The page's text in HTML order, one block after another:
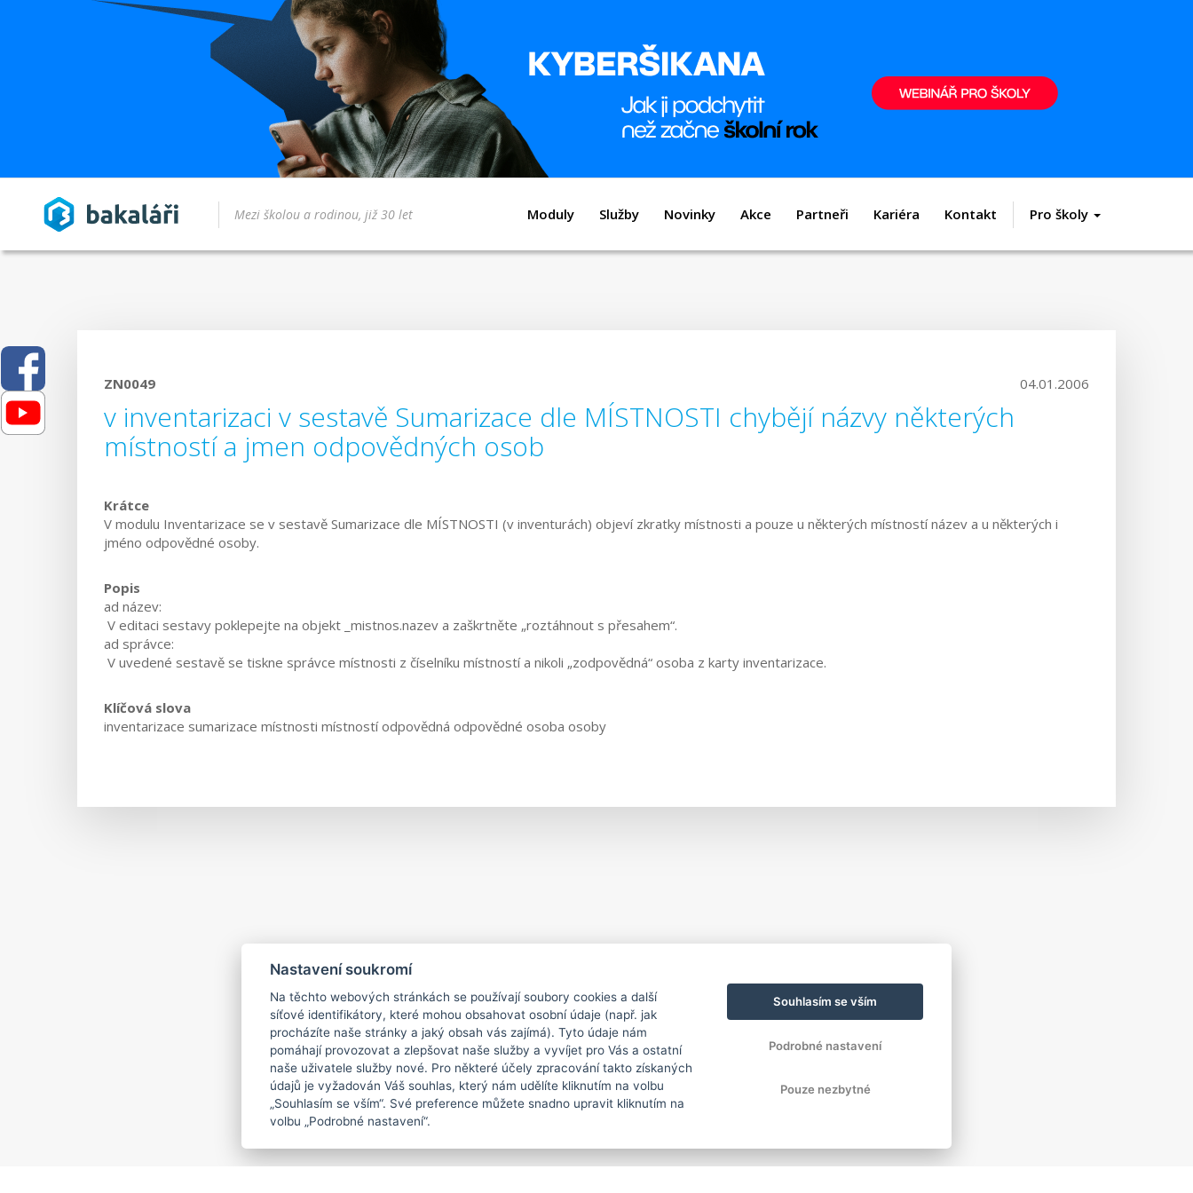
Moduly Služby Novinky Akce Partneři Kariéra Kontakt Pro školy
ZN0049
v inventarizaci v sestavě Sumarizace dle MÍSTNOSTI chybějí názvy některých
místností a jmen odpovědných osob
04.01.2006
Krátce
V modulu Inventarizace se v sestavě Sumarizace dle MÍSTNOSTI (v inventurách) objeví zkratky místnosti a pouze u některých místností název a u některých i
jméno odpovědné osoby.
Popis
ad název:
V editaci sestavy poklepejte na objekt _mistnos.nazev a zaškrtněte „roztáhnout s přesahem“.
ad správce:
V uvedené sestavě se tiskne správce místnosti z číselníku místností a nikoli „zodpovědná“ osoba z karty inventarizace.
Klíčová slova
inventarizace sumarizace místnosti místností odpovědná odpovědné osoba osoby
Nastavení soukromí
Na těchto webových stránkách se používají soubory cookies a další
síťové identifikátory, které mohou obsahovat osobní údaje (např. jak
procházíte naše stránky a jaký obsah vás zajímá). Tyto údaje nám
pomáhají provozovat a zlepšovat naše služby a vyvíjet pro Vás a ostatní
naše uživatele služby nové. Pro některé účely zpracování takto získaných
údajů je vyžadován Váš souhlas, který nám udělíte kliknutím na volbu
„Souhlasím se vším“. Své preference můžete snadno upravit kliknutím na
volbu „Podrobné nastavení“.
Souhlasím se vším
Podrobné nastavení
Pouze nezbytné